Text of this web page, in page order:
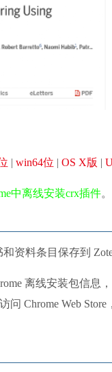
| win64位 | OS X版 |
中离线安装crx插件。
和资料条目保存到
离线安装包信息
问 Chrome Web